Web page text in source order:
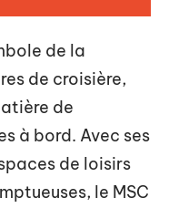
de la
de croisière,
de
à bord. Avec ses
de loisirs
le MSC